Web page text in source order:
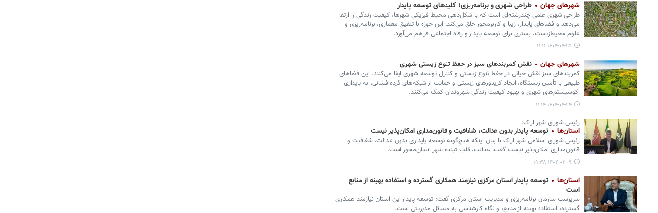
شهرهای جهان طراحی شهری و برنامه‌ریزی؛ کلیدهای توسعه پایدار
طراحی شهری علمی چندرشته‌ای است که با شکل‌دهی محیط فیزیکی شهرها، کیفیت زندگی را ارتقا
می‌دهد و فضاهای پایدار، زیبا و کاربرمحور خلق می‌کند. این حوزه با تلفیق معماری، برنامه‌ریزی و
علوم محیط‌زیست، بستری برای توسعه پایدار و رفاه اجتماعی فراهم می‌آورد.
۱۴۰۴-۰۴-۲۵ ۱۱:۱۱
شهرهای جهان نقش کمربندهای سبز در حفظ تنوع زیستی شهری
کمربندهای سبز نقش حیاتی در حفظ تنوع زیستی و کنترل توسعه شهری ایفا می‌کنند. این فضاهای
طبیعی با تأمین زیستگاه، ایجاد کریدورهای زیستی و حمایت از شبکه‌های گرده‌افشانی، به پایداری
اکوسیستم‌های شهری و بهبود کیفیت زندگی شهروندان کمک می‌کنند.
۱۴۰۴-۰۴-۲۴ ۱۱:۱۴
رئیس شورای شهر اراک:
استان‌ها توسعه پایدار بدون عدالت، شفافیت و قانون‌مداری امکان‌پذیر نیست
رئیس شورای اسلامی شهر اراک با بیان اینکه هیچ‌گونه توسعه پایداری بدون عدالت، شفافیت و
قانون‌مداری امکان‌پذیر نیست گفت: عدالت، قلب تپنده شهر انسان‌محور است.
۱۴۰۴-۰۴-۰۹ ۱۹:۳۸
استان‌ها
توسعه پایدار استان مرکزی نیازمند همکاری گسترده و استفاده بهینه از منابع
است
سرپرست سازمان برنامه‌ریزی و مدیریت استان مرکزی گفت:‌ توسعه پایدار این استان نیازمند همکاری
گسترده، استفاده بهینه از منابع، و نگاه کارشناسی به مسائل مدیریتی است.